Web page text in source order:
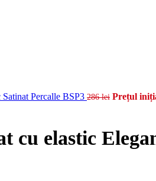
Percalle BSP3 286lei Prețul
cu elastic